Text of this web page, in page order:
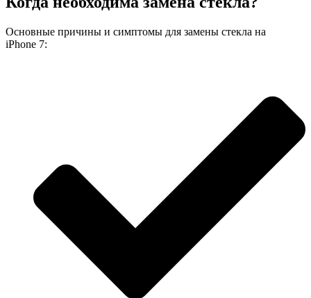
Основные причины и симптомы для замены стекла на
iPhone 7: